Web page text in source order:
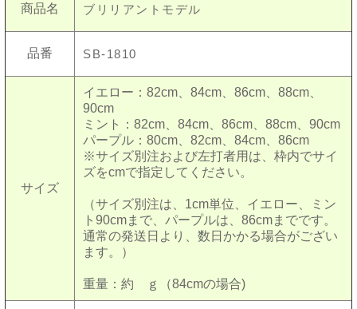
商品名 ブリリアントモデル
品番 SB-1810
サイズ
イエロー：82cm、84cm、86cm、88cm、
90cm
ミント：82cm、84cm、86cm、88cm、90cm
パープル：80cm、82cm、84cm 、86cm
※サイズ別注および左打者用は、枠内でサイ
ズをcmで指定してください。
（サイズ別注は、1cm単位、イエロー、ミン
ト90cmまで、パープルは、86cmまでです。
通常の発送日より、数日かかる場合がござい
ます。）
重量：約 ｇ（84cmの場合)